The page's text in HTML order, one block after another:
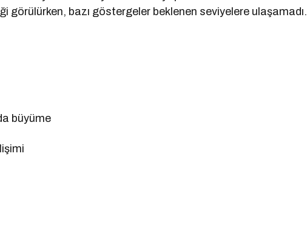
görülürken, bazı göstergeler beklenen seviyelere ulaşamadı.
büyüme